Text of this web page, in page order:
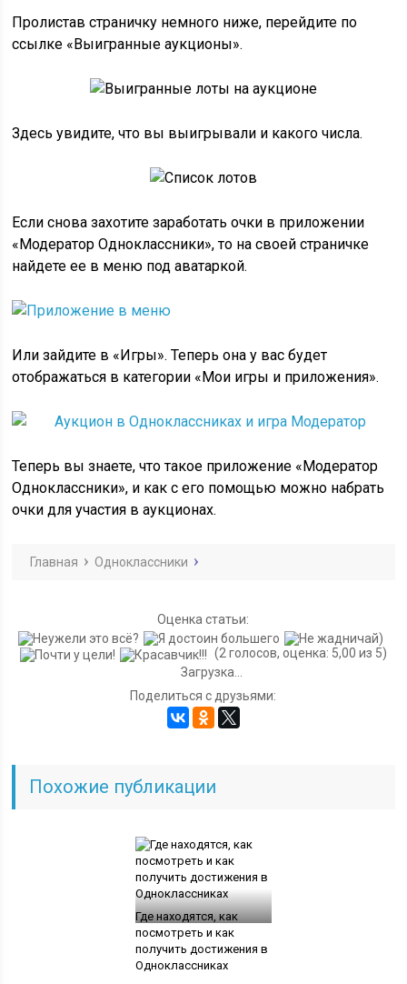
Пролистав страничку немного ниже, перейдите по
ссылке «Выигранные аукционы».
Здесь увидите, что вы выигрывали и какого числа.
Если снова захотите заработать очки в приложении
«Модератор Одноклассники», то на своей страничке
найдете ее в меню под аватаркой.
Или зайдите в «Игры». Теперь она у вас будет
отображаться в категории «Мои игры и приложения».
Теперь вы знаете, что такое приложение «Модератор
Одноклассники», и как с его помощью можно набрать
очки для участия в аукционах.
Главная Одноклассники
Оценка статьи:
(2 голосов, оценка: 5,00 из 5)
Загрузка...
Поделиться с друзьями:
Похожие публикации
Где находятся, как
посмотреть и как
получить достижения в
Одноклассниках